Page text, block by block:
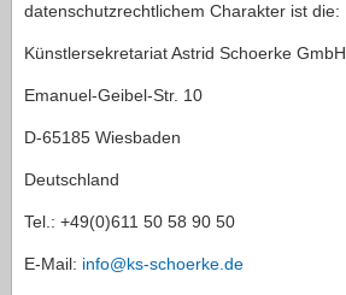
datenschutzrechtlichem Charakter ist die:
Künstlersekretariat Astrid Schoerke GmbH
Emanuel-Geibel-Str. 10
D-65185 Wiesbaden
Deutschland
Tel.: +49(0)611 50 58 90 50
E-Mail: info@ks-schoerke.de